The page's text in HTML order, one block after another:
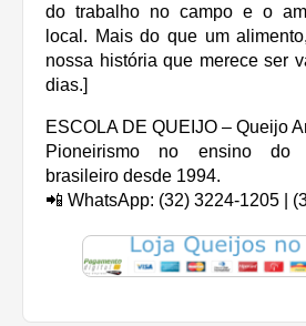
do trabalho no campo e o
local. Mais do que um
nossa história que merece ser
dias.]
ESCOLA DE QUEIJO – Queijo
Pioneirismo no ensino do
brasileiro desde 1994.
📲 WhatsApp: (32) 3224-1205 |